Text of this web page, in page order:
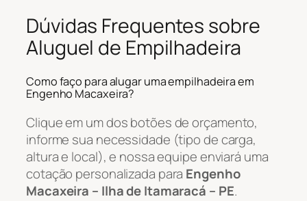
Dúvidas Frequentes sobre
Aluguel de Empilhadeira
Como faço para alugar uma empilhadeira em
Engenho Macaxeira?
Clique em um dos botões de orçamento,
informe sua necessidade (tipo de carga,
altura e local), e nossa equipe enviará uma
cotação personalizada para Engenho
Macaxeira – Ilha de Itamaracá – PE.